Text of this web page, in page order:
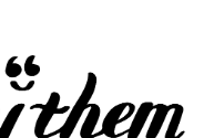
あなたの声に共感する